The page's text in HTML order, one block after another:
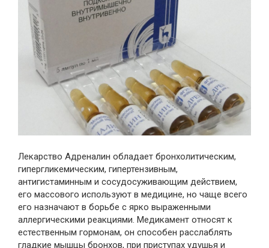
Лекарство Адреналин обладает бронхолитическим,
гипергликемическим, гипертензивным,
антигистаминным и сосудосуживающим действием,
его массового используют в медицине, но чаще всего
его назначают в борьбе с ярко выраженными
аллергическими реакциями. Медикамент относят к
естественным гормонам, он способен расслаблять
гладкие мышцы бронхов, при приступах удушья и